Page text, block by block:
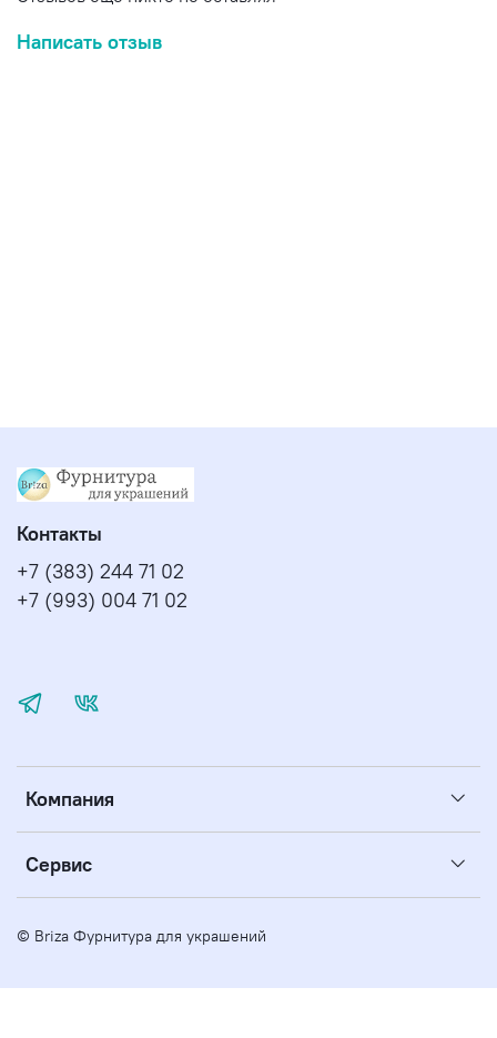
Написать отзыв
Компания
Сервис
Контакты
+7 (383) 244 71 02
+7 (993) 004 71 02
© Briza Фурнитура для украшений